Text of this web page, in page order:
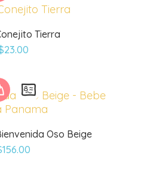
Tierra
23.00
Oso Beige
156.00